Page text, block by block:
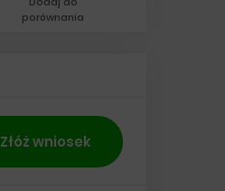
porównania
Złóż wniosek